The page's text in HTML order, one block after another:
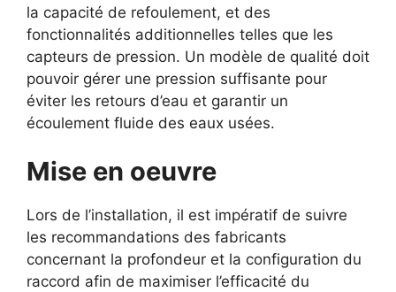
la capacité de refoulement, et des
fonctionnalités additionnelles telles que les
capteurs de pression. Un modèle de qualité doit
pouvoir gérer une pression suffisante pour
éviter les retours d’eau et garantir un
écoulement fluide des eaux usées.
Mise en oeuvre
Lors de l’installation, il est impératif de suivre
les recommandations des fabricants
concernant la profondeur et la configuration du
raccord afin de maximiser l’efficacité du